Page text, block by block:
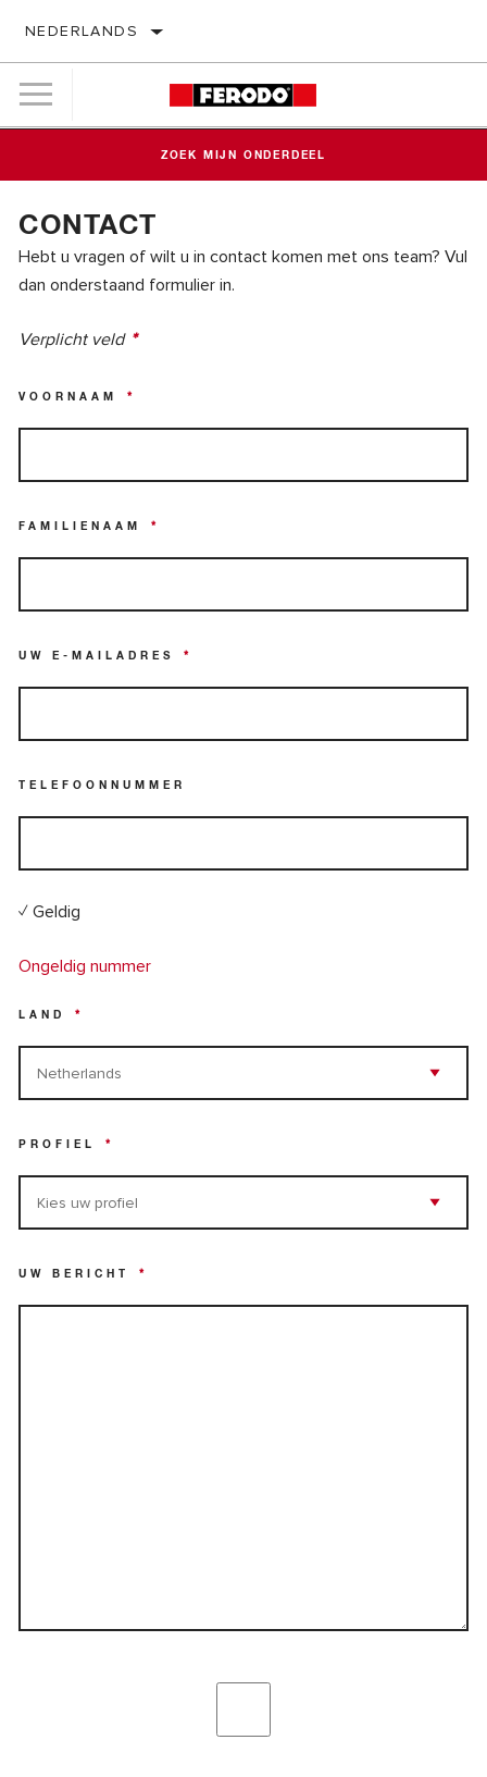
NEDERLANDS
ZOEK MIJN ONDERDEEL
CONTACT
Hebt u vragen of wilt u in contact komen met ons team? Vul
dan onderstaand formulier in.
Verplicht veld *
VOORNAAM *
FAMILIENAAM *
UW E-MAILADRES *
TELEFOONNUMMER
✓ Geldig
Ongeldig nummer
LAND *
PROFIEL *
UW BERICHT *